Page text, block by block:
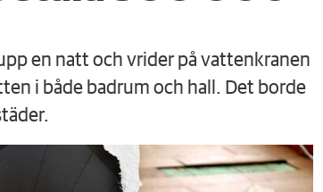
en natt och vrider på vattenkranen
i både badrum och hall. Det borde